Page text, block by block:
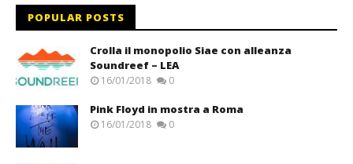
POPULAR POSTS
Crolla il monopolio Siae con alleanza
Soundreef – LEA
16/01/2018 0
Pink Floyd in mostra a Roma
16/01/2018 0